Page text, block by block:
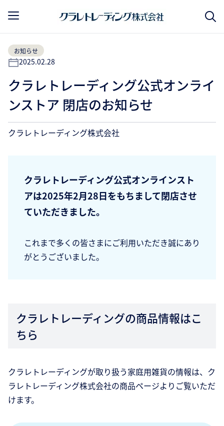
お知らせ
2025.02.28
クラレトレーディング公式オンライ
ンストア 閉店のお知らせ
クラレトレーディング株式会社
クラレトレーディング公式オンラインスト
アは2025年2月28日をもちまして閉店させ
ていただきました。
これまで多くの皆さまにご利用いただき誠にあり
がとうございました。
クラレトレーディングの商品情報はこ
ちら
クラレトレーディングが取り扱う家庭用雑貨の情報は、ク
ラレトレーディング株式会社の商品ページよりご覧いただ
けます。